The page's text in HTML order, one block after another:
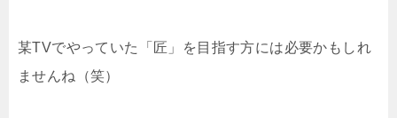
某TVでやっていた「匠」を目指す方には必要かもしれ
ませんね（笑）